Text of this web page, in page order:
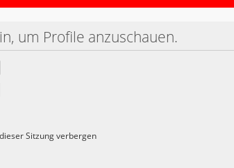
um Profile anzuschauen.
Sitzung verbergen